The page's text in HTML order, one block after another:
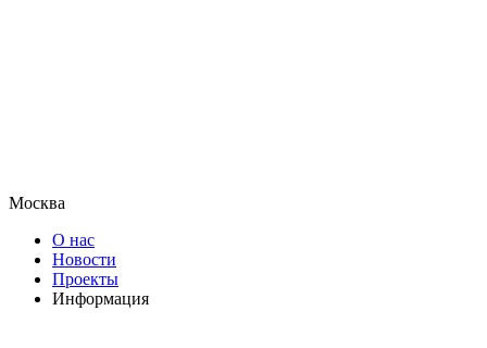
Москва
О нас
Новости
Проекты
Информация